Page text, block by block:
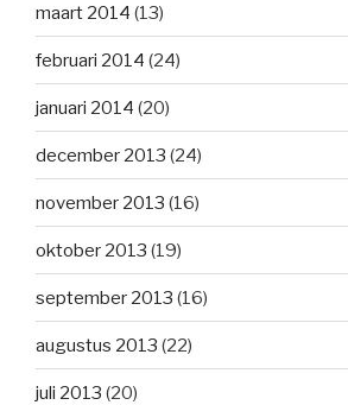
maart 2014 (13)
februari 2014 (24)
januari 2014 (20)
december 2013 (24)
november 2013 (16)
oktober 2013 (19)
september 2013 (16)
augustus 2013 (22)
juli 2013 (20)